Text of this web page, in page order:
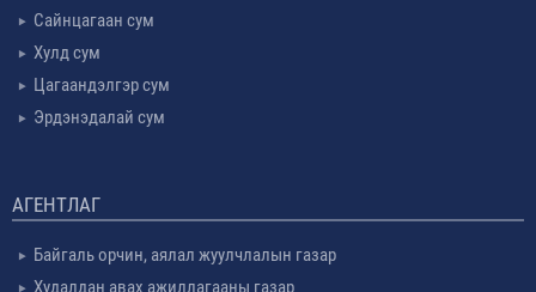
Сайнцагаан сум
Хулд сум
Цагаандэлгэр сум
Эрдэнэдалай сум
АГЕНТЛАГ
Байгаль орчин, аялал жуулчлалын газар
Худалдан авах ажиллагааны газар